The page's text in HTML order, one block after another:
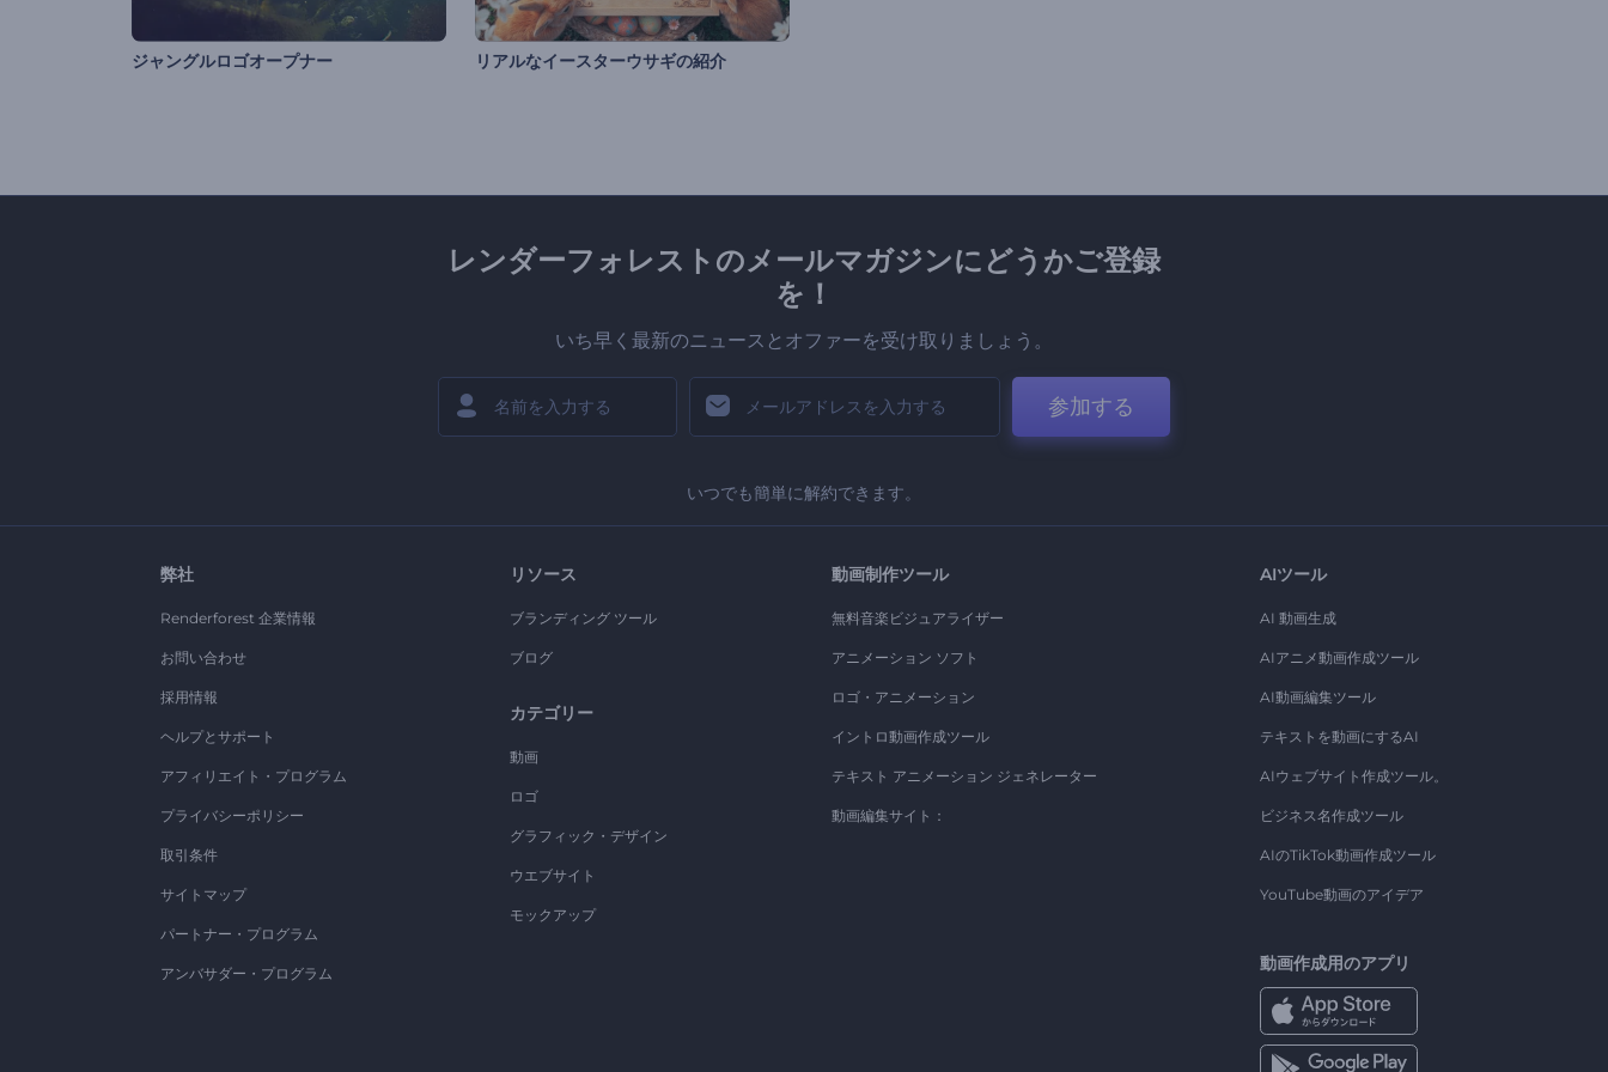
ジャングルロゴオープナー リアルなイースターウサギの紹介
レンダーフォレストのメールマガジンにどうかご登録
を！
いち早く最新のニュースとオファーを受け取りましょう。
参加する
いつでも簡単に解約できます。
弊社
Renderforest 企業情報
お問い合わせ
採用情報
ヘルプとサポート
アフィリエイト・プログラム
プライバシーポリシー
取引条件
サイトマップ
パートナー・プログラム
アンバサダー・プログラム
リソース
ブランディング ツール
ブログ
カテゴリー
動画
ロゴ
グラフィック・デザイン
ウエブサイト
モックアップ
動画制作ツール
無料音楽ビジュアライザー
アニメーション ソフト
ロゴ・アニメーション
イントロ動画作成ツール
テキスト アニメーション ジェネレーター
動画編集サイト：
AIツール
AI 動画生成
AIアニメ動画作成ツール
AI動画編集ツール
テキストを動画にするAI
AIウェブサイト作成ツール。
ビジネス名作成ツール
AIのTikTok動画作成ツール
YouTube動画のアイデア
動画作成用のアプリ